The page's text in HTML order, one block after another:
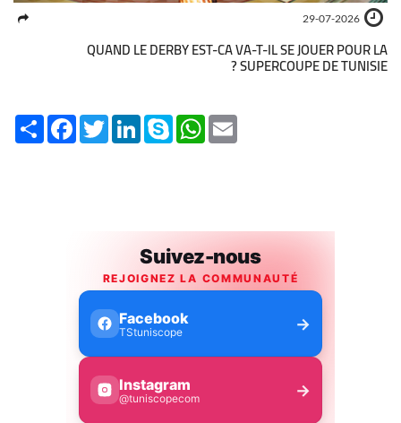
29-07-2026
QUAND LE DERBY EST-CA VA-T-IL SE JOUER POUR LA
SUPERCOUPE DE TUNISIE ?
Share FacebookTwitterLinkedInSkype WhatsApp